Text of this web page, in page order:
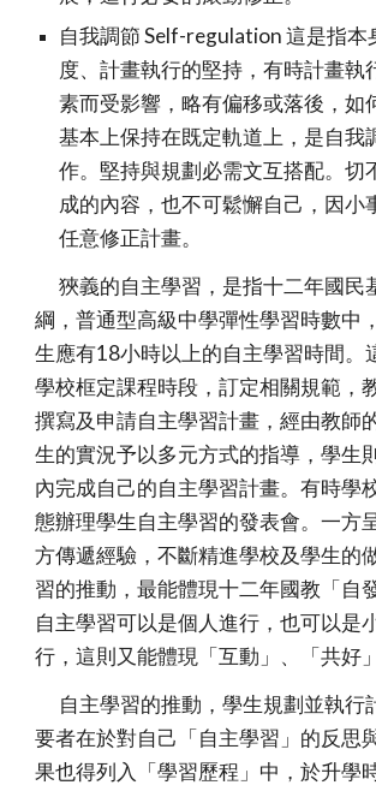
自我調節 Self-regulation 這是指本
度、計畫執行的堅持，有時計畫執
素而受影響，略有偏移或落後，如
基本上保持在既定軌道上，是自我
作。堅持與規劃必需文互搭配。切
成的內容，也不可鬆懈自己，因小
任意修正計畫。
狹義的自主學習，是指十二年國民
綱，普通型高級中學彈性學習時數中
生應有18小時以上的自主學習時間。
學校框定課程時段，訂定相關規範，
撰寫及申請自主學習計畫，經由教師
生的實況予以多元方式的指導，學生
內完成自己的自主學習計畫。有時學
態辦理學生自主學習的發表會。一方
方傳遞經驗，不斷精進學校及學生的
習的推動，最能體現十二年國教「自
自主學習可以是個人進行，也可以是
行，這則又能體現「互動」、「共好
自主學習的推動，學生規劃並執行
要者在於對自己「自主學習」的反思
果也得列入「學習歷程」中，於升學